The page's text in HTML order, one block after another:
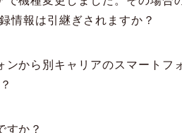
報は引継ぎされますか？
から別キャリアのスマート
すか？